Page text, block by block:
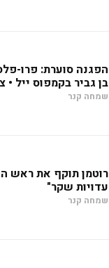
הפגנה סוערת: פרו-
בן גביר בקמפוס ייל •
שמחה קנר
רוטמן תוקף את ראש
עדויות שקר"
שמחה קנר